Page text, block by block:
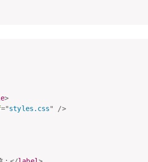
>
="styles.css"
/>